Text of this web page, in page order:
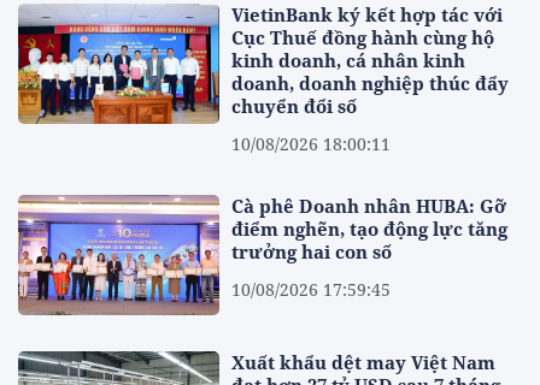
VietinBank ký kết hợp tác với
Cục Thuế đồng hành cùng hộ
kinh doanh, cá nhân kinh
doanh, doanh nghiệp thúc đẩy
chuyển đổi số
10/08/2026 18:00:11
Cà phê Doanh nhân HUBA: Gỡ
điểm nghẽn, tạo động lực tăng
trưởng hai con số
10/08/2026 17:59:45
Xuất khẩu dệt may Việt Nam